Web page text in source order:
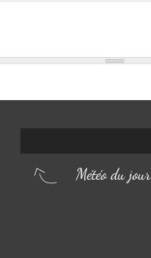
Météo du jour